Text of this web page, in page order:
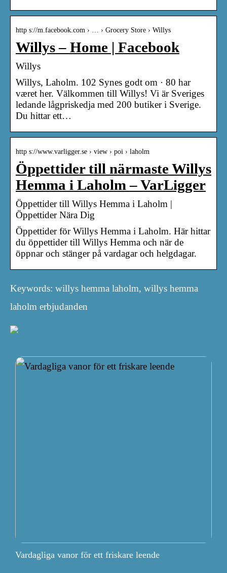
http s://m.facebook.com › … › Grocery Store › Willys
Willys – Home | Facebook
Willys
Willys, Laholm. 102 Synes godt om · 80 har
været her. Välkommen till Willys! Vi är Sveriges
ledande lågpriskedja med 200 butiker i Sverige.
Du hittar ett…
http s://www.varligger.se › view › poi › laholm
Öppettider till närmaste Willys
Hemma i Laholm – VarLigger
Öppettider till Willys Hemma i Laholm |
Öppettider Nära Dig
Öppettider för Willys Hemma i Laholm. Här hittar
du öppettider till Willys Hemma och när de
öppnar och stänger på vardagar och helgdagar.
Keywords: willys hemma laholm, willys hemma
laholm erbjudanden
Vardagliga vanor för ett friskare leende